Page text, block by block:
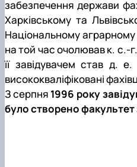
Успішні випускники
GeoCampus Hub
Акредитація
Проведення відкритих
Неформальна освіта
забезпечення держави
Харківському та
Національному аграрному
на той час очолював к. с.-
її завідувачем став д.
висококваліфіковані
З серпня 1996 року
було створено